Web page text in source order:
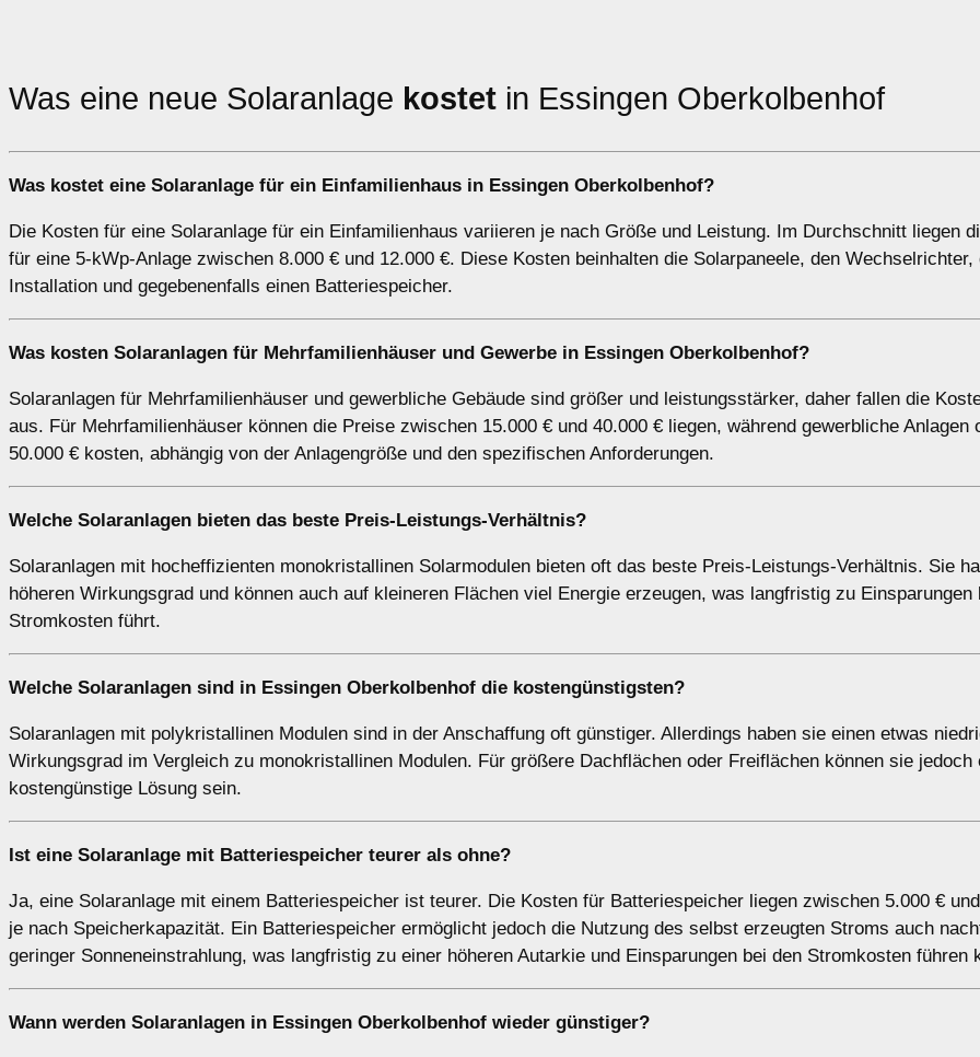
Was eine neue Solaranlage kostet in Essingen Oberkolbenhof
Was kostet eine Solaranlage für ein Einfamilienhaus in Essingen Oberkolbenhof?
Die Kosten für eine Solaranlage für ein Einfamilienhaus variieren je nach Größe und Leistung. Im Durchschnitt liegen
für eine 5-kWp-Anlage zwischen 8.000 € und 12.000 €. Diese Kosten beinhalten die Solarpaneele, den Wechselrichter,
Installation und gegebenenfalls einen Batteriespeicher.
Was kosten Solaranlagen für Mehrfamilienhäuser und Gewerbe in Essingen Oberkolbenhof?
Solaranlagen für Mehrfamilienhäuser und gewerbliche Gebäude sind größer und leistungsstärker, daher fallen die
aus. Für Mehrfamilienhäuser können die Preise zwischen 15.000 € und 40.000 € liegen, während gewerbliche Anlagen
50.000 € kosten, abhängig von der Anlagengröße und den spezifischen Anforderungen.
Welche Solaranlagen bieten das beste Preis-Leistungs-Verhältnis?
Solaranlagen mit hocheffizienten monokristallinen Solarmodulen bieten oft das beste Preis-Leistungs-Verhältnis. Sie
höheren Wirkungsgrad und können auch auf kleineren Flächen viel Energie erzeugen, was langfristig zu Einsparungen
Stromkosten führt.
Welche Solaranlagen sind in Essingen Oberkolbenhof die kostengünstigsten?
Solaranlagen mit polykristallinen Modulen sind in der Anschaffung oft günstiger. Allerdings haben sie einen etwas
Wirkungsgrad im Vergleich zu monokristallinen Modulen. Für größere Dachflächen oder Freiflächen können sie jedoch
kostengünstige Lösung sein.
Ist eine Solaranlage mit Batteriespeicher teurer als ohne?
Ja, eine Solaranlage mit einem Batteriespeicher ist teurer. Die Kosten für Batteriespeicher liegen zwischen 5.000 €
je nach Speicherkapazität. Ein Batteriespeicher ermöglicht jedoch die Nutzung des selbst erzeugten Stroms auch
geringer Sonneneinstrahlung, was langfristig zu einer höheren Autarkie und Einsparungen bei den Stromkosten führen
Wann werden Solaranlagen in Essingen Oberkolbenhof wieder günstiger?